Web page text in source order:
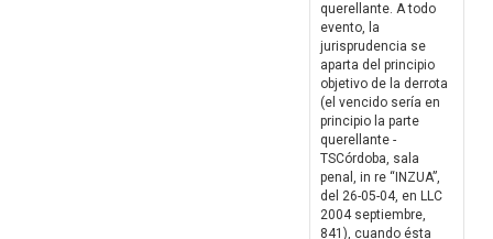
querellante. A todo
evento, la
jurisprudencia se
aparta del principio
objetivo de la derrota
(el vencido sería en
principio la parte
querellante -
TSCórdoba, sala
penal, in re “INZUA”,
del 26-05-04, en LLC
2004 septiembre,
841), cuando ésta